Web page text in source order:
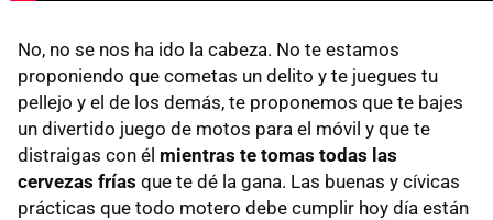
No, no se nos ha ido la cabeza. No te estamos
proponiendo que cometas un delito y te juegues tu
pellejo y el de los demás, te proponemos que te bajes
un divertido juego de motos para el móvil y que te
distraigas con él mientras te tomas todas las
cervezas frías que te dé la gana. Las buenas y cívicas
prácticas que todo motero debe cumplir hoy día están